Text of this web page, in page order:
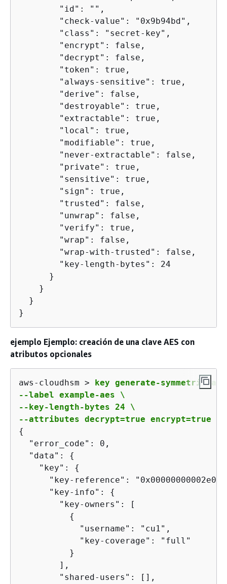
        "id": "",
        "check-value": "0x9b94bd",
        "class": "secret-key",
        "encrypt": false,
        "decrypt": false,
        "token": true,
        "always-sensitive": true,
        "derive": false,
        "destroyable": true,
        "extractable": true,
        "local": true,
        "modifiable": true,
        "never-extractable": false,
        "private": true,
        "sensitive": true,
        "sign": true,
        "trusted": false,
        "unwrap": false,
        "verify": true,
        "wrap": false,
        "wrap-with-trusted": false,
        "key-length-bytes": 24
      }
    }
  }
}
ejemplo Ejemplo: creación de una clave AES con
atributos opcionales
aws-cloudhsm > key generate-symmetric
--label example-aes \
--key-length-bytes 24 \
--attributes decrypt=true encrypt=true
{
  "error_code": 0,
  "data":
{
    "key":
{
"key-reference":
      "key-info":
{
        "key-owners": [
{
            "username": "cu1",
            "key-coverage": "full"
          }
        ],
        "shared-users": [],